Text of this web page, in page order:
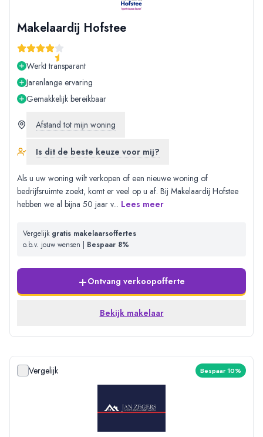
Makelaardij Hofstee
Werkt transparant
Jarenlange ervaring
Gemakkelijk bereikbaar
Afstand tot mijn woning
Is dit de beste keuze voor mij?
Als u uw woning wilt verkopen of een nieuwe woning of
bedrijfsruimte zoekt, komt er veel op u af. Bij Makelaardij Hofstee
hebben we al bijna 50 jaar v... Lees meer
Vergelijk gratis makelaarsoffertes
o.b.v. jouw wensen | Bespaar 8%
+Ontvang verkoopofferte
Bekijk makelaar
Vergelijk Bespaar 10%